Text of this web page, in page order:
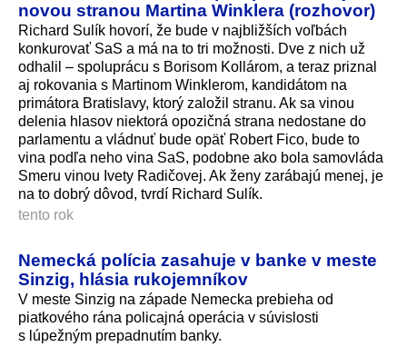
novou stranou Martina Winklera (rozhovor)
Richard Sulík hovorí, že bude v najbližších voľbách
konkurovať SaS a má na to tri možnosti. Dve z nich už
odhalil – spoluprácu s Borisom Kollárom, a teraz priznal
aj rokovania s Martinom Winklerom, kandidátom na
primátora Bratislavy, ktorý založil stranu. Ak sa vinou
delenia hlasov niektorá opozičná strana nedostane do
parlamentu a vládnuť bude opäť Robert Fico, bude to
vina podľa neho vina SaS, podobne ako bola samovláda
Smeru vinou Ivety Radičovej. Ak ženy zarábajú menej, je
na to dobrý dôvod, tvrdí Richard Sulík.
tento rok
Nemecká polícia zasahuje v banke v meste
Sinzig, hlásia rukojemníkov
V meste Sinzig na západe Nemecka prebieha od
piatkového rána policajná operácia v súvislosti
s lúpežným prepadnutím banky.